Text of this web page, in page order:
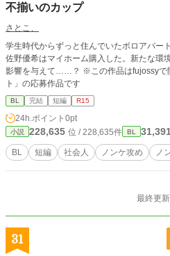
不揃いのカップ
さとこ、
学生時代からずっと住んでいたボロアパー
佐野優希はマイホーム購入した。新たな環
影響を与えて……？ ※この作品はfujossyで開催されている『新生活コンテス
ト」の応募作品です
BL 完結 短編 R15
24h.ポイント 0pt
小説 228,635 位 / 228,635件 BL 31,391
BL 短編 社会人 ノンケ攻め ノ
最終更
31